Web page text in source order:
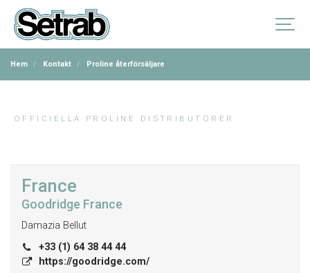
Hem Kontakt Proline återförsäljare
OFFICIELLA PROLINE DISTRIBUTÖRER
France
Goodridge France
Damazia Bellut
+33 (1) 64 38 44 44
https://goodridge.com/